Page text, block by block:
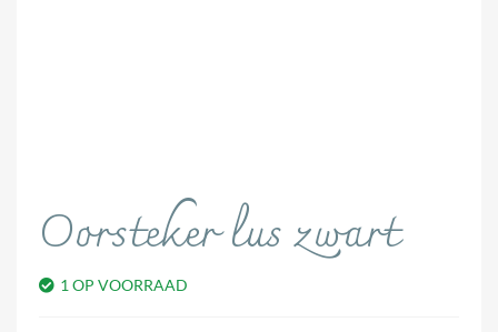
Oorsteker lus zwart
1 OP VOORRAAD